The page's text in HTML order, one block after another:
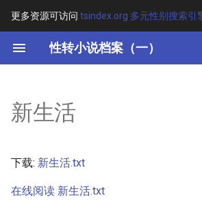
更多资源可访问 tsindex.org 多元性别搜索引
性转小说档案（一）
键
开
搜
索
其他信息 [Processed Page
新生活
下载: 新生活.txt
在线阅读 新生活.txt